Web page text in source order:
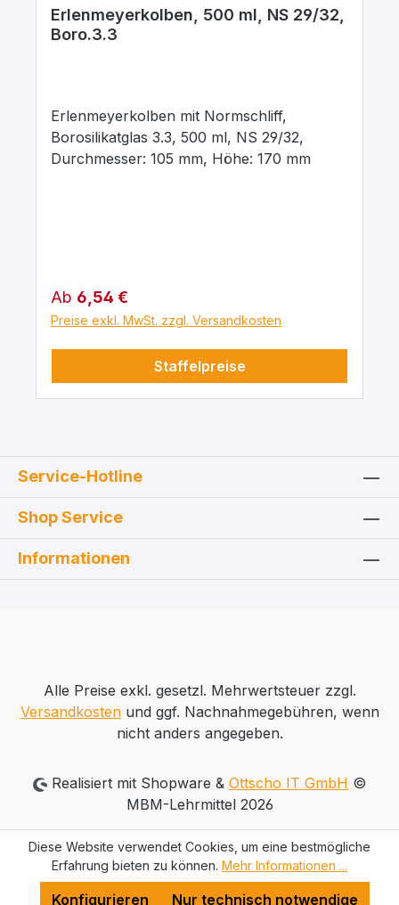
Erlenmeyerkolben, 500 ml, NS 29/32,
Boro.3.3
Erlenmeyerkolben mit Normschliff,
Borosilikatglas 3.3, 500 ml, NS 29/32,
Durchmesser: 105 mm, Höhe: 170 mm
Regulärer Preis:
Ab 6,54 €
Preise exkl. MwSt. zzgl. Versandkosten
Staffelpreise
Service-Hotline
Shop Service
Informationen
Alle Preise exkl. gesetzl. Mehrwertsteuer zzgl.
Versandkostenund ggf. Nachnahmegebühren, wenn
nicht anders angegeben.
Realisiert mit Shopware &Ottscho IT GmbH ©
MBM-Lehrmittel 2026
Diese Website verwendet Cookies, um eine bestmögliche
Erfahrung bieten zu können. Mehr Informationen ...
Nur technisch notwendige
Konfigurieren